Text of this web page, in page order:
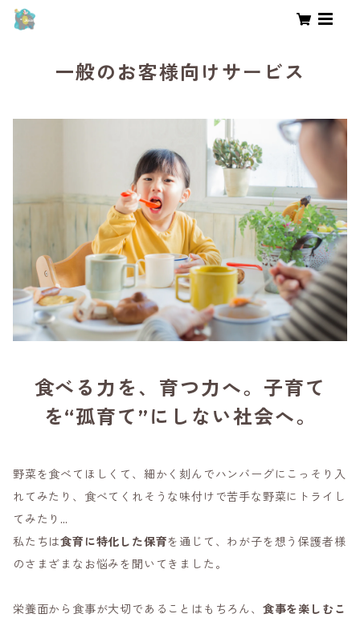
一般のお客様向けサービス
食べる力を、育つ力へ。子育て
を“孤育て”にしない社会へ。
野菜を食べてほしくて、細かく刻んでハンバーグにこっそり入
れてみたり、食べてくれそうな味付けで苦手な野菜にトライし
てみたり…
私たちは食育に特化した保育を通じて、わが子を想う保護者様
のさまざまなお悩みを聞いてきました。
栄養面から食事が大切であることはもちろん、 食事を楽しむこ